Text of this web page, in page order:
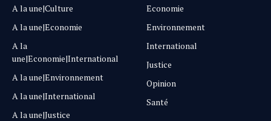
A la une|Culture
A la une|Economie
A la
une|Economie|International
A la une|Environnement
A la une|International
A la une|Justice
Economie
Environnement
International
Justice
Opinion
Santé